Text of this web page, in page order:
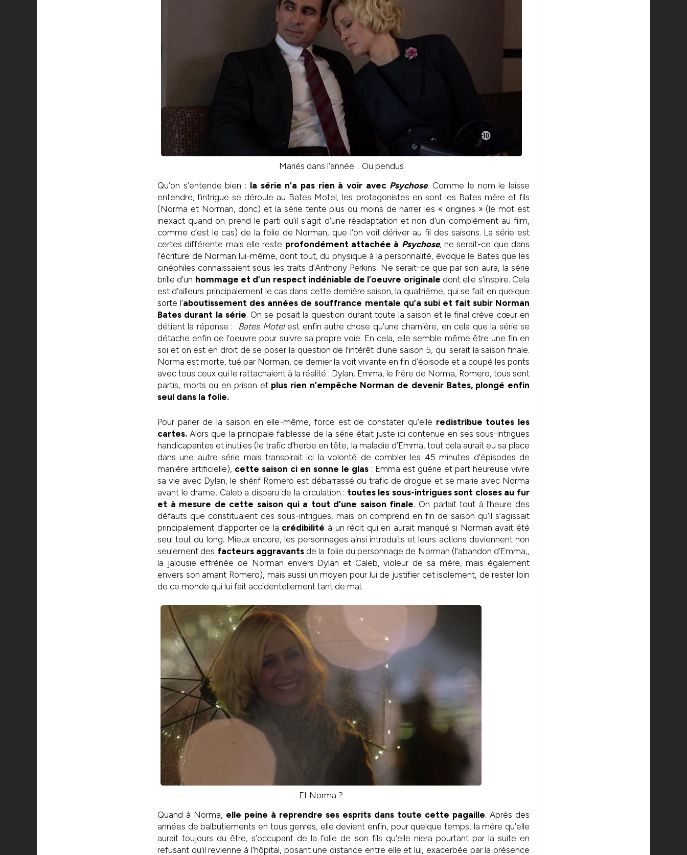
Mariés dans l’année… Ou pendus
Qu’on s’entende bien : la série n’a pas rien à voir avec Psychose. Comme le nom le laisse
entendre, l’intrigue se déroule au Bates Motel, les protagonistes en sont les Bates mère et fils
(Norma et Norman, donc) et la série tente plus ou moins de narrer les « origines » (le mot est
inexact quand on prend le parti qu’il s’agit d’une réadaptation et non d’un complément au film,
comme c’est le cas) de la folie de Norman, que l’on voit dériver au fil des saisons. La série est
certes différente mais elle reste profondément attachée à Psychose, ne serait-ce que dans
l’écriture de Norman lui-même, dont tout, du physique à la personnalité, évoque le Bates que les
cinéphiles connaissaient sous les traits d’Anthony Perkins. Ne serait-ce que par son aura, la série
brille d’un hommage et d’un respect indéniable de l’oeuvre originale dont elle s’inspire. Cela
est d’ailleurs principalement le cas dans cette dernière saison, la quatrième, qui se fait en quelque
sorte l’aboutissement des années de souffrance mentale qu’a subi et fait subir Norman
Bates durant la série. On se posait la question durant toute la saison et le final crève cœur en
détient la réponse : Bates Motelest enfin autre chose qu’une charnière, en cela que la série se
détache enfin de l’oeuvre pour suivre sa propre voie. En cela, elle semble même être une fin en
soi et on est en droit de se poser la question de l’intérêt d’une saison 5, qui serait la saison finale.
Norma est morte, tué par Norman, ce dernier la voit vivante en fin d’épisode et a coupé les ponts
avec tous ceux qui le rattachaient à la réalité : Dylan, Emma, le frère de Norma, Romero, tous sont
partis, morts ou en prison et plus rien n’empêche Norman de devenir Bates, plongé enfin
seul dans la folie.
Pour parler de la saison en elle-même, force est de constater qu’elle redistribue toutes les
cartes. Alors que la principale faiblesse de la série était juste ici contenue en ses sous-intrigues
handicapantes et inutiles (le trafic d’herbe en tête, la maladie d’Emma, tout cela aurait eu sa place
dans une autre série mais transpirait ici la volonté de combler les 45 minutes d’épisodes de
manière artificielle), cette saison ci en sonne le glas : Emma est guérie et part heureuse vivre
sa vie avec Dylan, le shérif Romero est débarrassé du trafic de drogue et se marie avec Norma
avant le drame, Caleb a disparu de la circulation : toutes les sous-intrigues sont closes au fur
et à mesure de cette saison qui a tout d’une saison finale. On parlait tout à l’heure des
défauts que constituaient ces sous-intrigues, mais on comprend en fin de saison qu’il s’agissait
principalement d’apporter de la crédibilité à un récit qui en aurait manqué si Norman avait été
seul tout du long. Mieux encore, les personnages ainsi introduits et leurs actions deviennent non
seulement des facteurs aggravantsde la folie du personnage de Norman (l’abandon d’Emma,,
la jalousie effrénée de Norman envers Dylan et Caleb, violeur de sa mère, mais également
envers son amant Romero), mais aussi un moyen pour lui de justifier cet isolement, de rester loin
de ce monde qui lui fait accidentellement tant de mal.
Et Norma ?
Quand à Norma, elle peine à reprendre ses esprits dans toute cette pagaille. Après des
années de balbutiements en tous genres, elle devient enfin, pour quelque temps, la mère qu’elle
aurait toujours du être, s’occupant de la folie de son fils qu’elle niera pourtant par la suite en
refusant qu’il revienne à l’hôpital, posant une distance entre elle et lui, exacerbée par la présence